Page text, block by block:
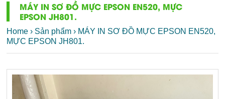
MÁY IN SƠ ĐỒ MỰC EPSON EN520, MỰC
EPSON JH801.
Home › Sản phẩm › MÁY IN SƠ ĐỒ MỰC EPSON EN520,
MỰC EPSON JH801.